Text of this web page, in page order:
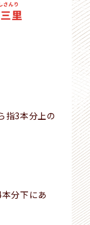
指3本分上の
分下にあ